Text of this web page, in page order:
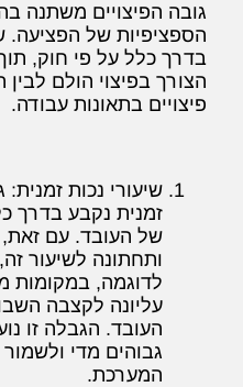
גובה הפיצויים משתנה
הספציפיות של הפציעה.
בדרך כלל על פי חוק,
הצורך בפיצוי הולם
פיצויים בתאונות עבודה.
שיעורי נכות
זמנית נקבע בדרך
של העובד. עם זאת,
ותחתונה לשיעור
לדוגמה, במקומות
עליונה לקצבה
העובד. הגבלה זו
גבוהים מדי
המערכת.